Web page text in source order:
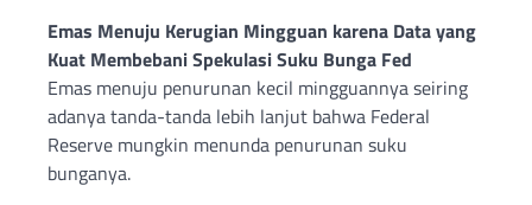
Emas Menuju Kerugian Mingguan karena Data yang
Kuat Membebani Spekulasi Suku Bunga Fed
Emas menuju penurunan kecil mingguannya seiring
adanya tanda-tanda lebih lanjut bahwa Federal
Reserve mungkin menunda penurunan suku
bunganya.